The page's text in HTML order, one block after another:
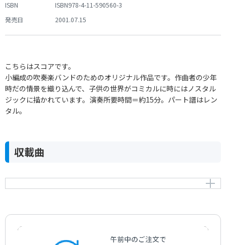
ISBN
ISBN978-4-11-590560-3
発売日
2001.07.15
こちらはスコアです。
小編成の吹奏楽バンドのためのオリジナル作品です。作曲者の少年
時だの情景を織り込んで、子供の世界がコミカルに時にはノスタル
ジックに描かれています。演奏所要時間＝約15分。パート譜はレン
タル。
収載曲
ウィンドアンサンブルのための音楽 子供の街「1.マー
Konagaya，Soichi